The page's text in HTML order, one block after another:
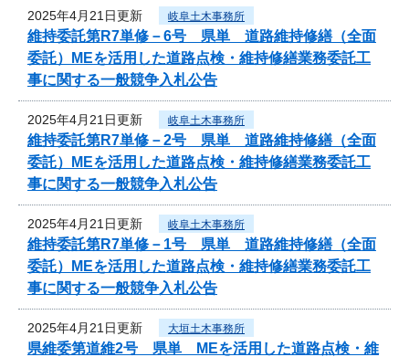
2025年4月21日更新 岐阜土木事務所
維持委託第R7単修－6号 県単 道路維持修繕（全面
委託）MEを活用した道路点検・維持修繕業務委託工
事に関する一般競争入札公告
2025年4月21日更新 岐阜土木事務所
維持委託第R7単修－2号 県単 道路維持修繕（全面
委託）MEを活用した道路点検・維持修繕業務委託工
事に関する一般競争入札公告
2025年4月21日更新 岐阜土木事務所
維持委託第R7単修－1号 県単 道路維持修繕（全面
委託）MEを活用した道路点検・維持修繕業務委託工
事に関する一般競争入札公告
2025年4月21日更新 大垣土木事務所
県維委第道維2号 県単 MEを活用した道路点検・維